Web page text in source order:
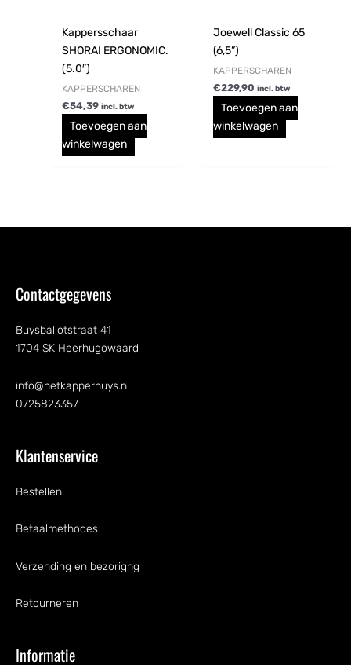
Kappersschaar
SHORAI ERGONOMIC.
(5.0″)
KAPPERSCHAREN
€54,39 incl. btw
Toevoegen aan
winkelwagen
Joewell Classic 65
(6,5”)
KAPPERSCHAREN
€229,90 incl. btw
Toevoegen aan
winkelwagen
Contactgegevens
Buysballotstraat 41
1704 SK Heerhugowaard
info@hetkapperhuys.nl
0725823357
Klantenservice
Bestellen
Betaalmethodes
Verzending en bezorigng
Retourneren
Informatie